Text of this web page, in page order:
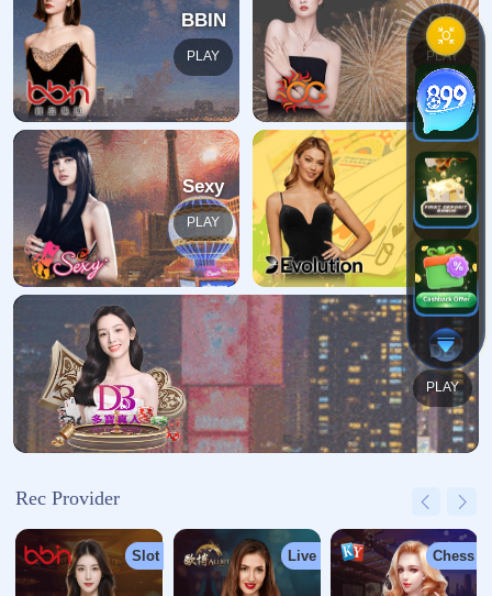
哎呀！找不到页面
我们深感抱歉，您请求的页面缺失
返回首页